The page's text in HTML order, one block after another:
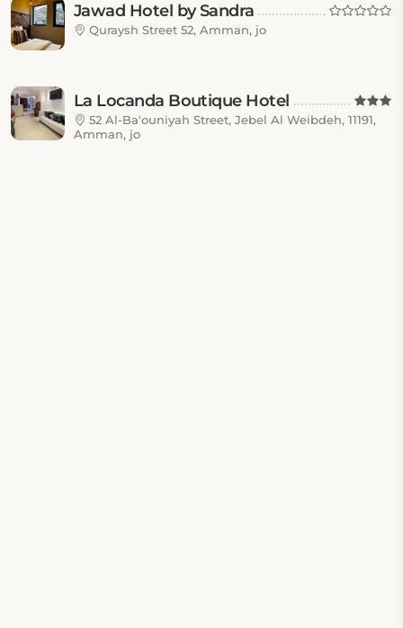
Jawad Hotel by Sandra
Quraysh Street 52, Amman, jo
La Locanda Boutique Hotel
52 Al-Ba'ouniyah Street, Jebel Al Weibdeh, 11191,
Amman, jo